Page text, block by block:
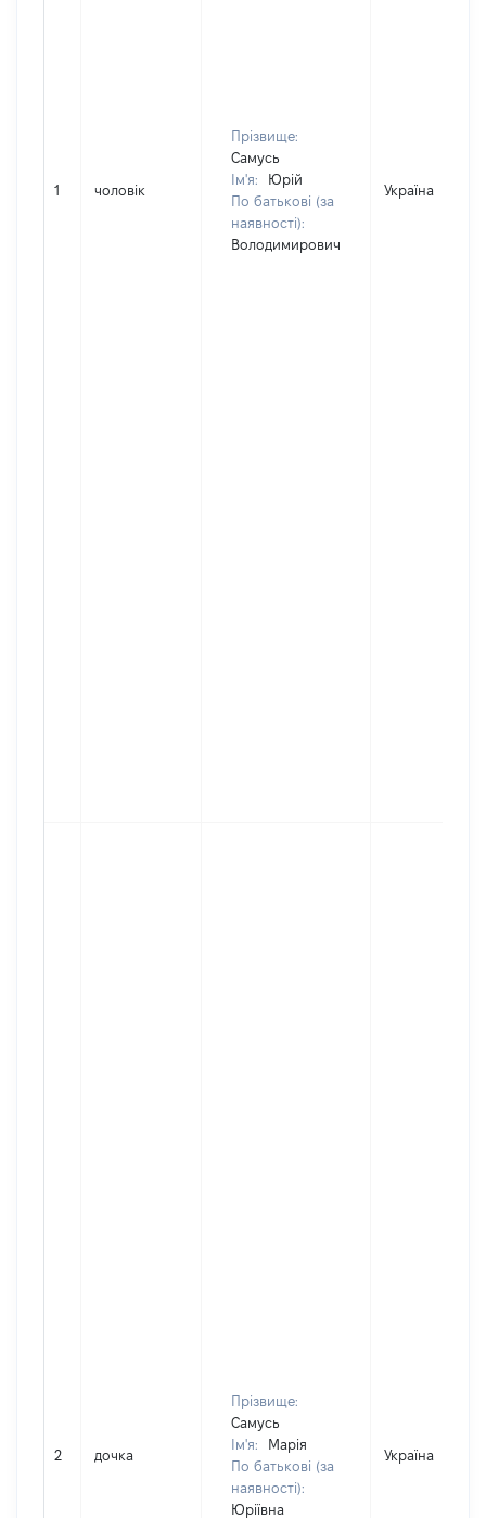
1 чоловік
Прізвище:
Самусь
Ім'я:
Юрій
По батькові (за
наявності):
Володимирович
Україна
2 дочка
Прізвище:
Самусь
Ім'я:
Марія
По батькові (за
наявності):
Юріївна
Україна